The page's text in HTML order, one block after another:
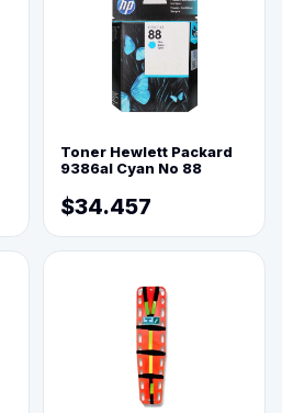
Toner Hewlett Packard
9386al Cyan No 88
$34.457